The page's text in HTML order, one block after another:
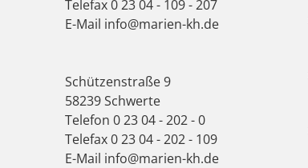
Telefax 0 23 04 - 109 - 207
E-Mail info@marien-kh.de
Schützenstraße 9
58239 Schwerte
Telefon0 23 04 - 202 - 0
Telefax 0 23 04 - 202 - 109
E-Mail info@marien-kh.de